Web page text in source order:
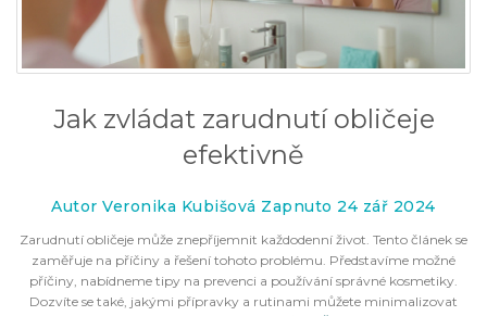
Jak zvládat zarudnutí obličeje
efektivně
Autor Veronika Kubišová Zapnuto 24 zář 2024
Zarudnutí obličeje může znepříjemnit každodenní život. Tento článek se
zaměřuje na příčiny a řešení tohoto problému. Představíme možné
příčiny, nabídneme tipy na prevenci a používání správné kosmetiky.
Dozvíte se také, jakými přípravky a rutinami můžete minimalizovat